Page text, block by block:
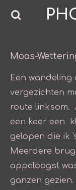
Ga
deMoas-
Een wandeling
vergezichten
route linksom.
een keer een
gelopen die ik
Meerdere
appeloogst
ganzen